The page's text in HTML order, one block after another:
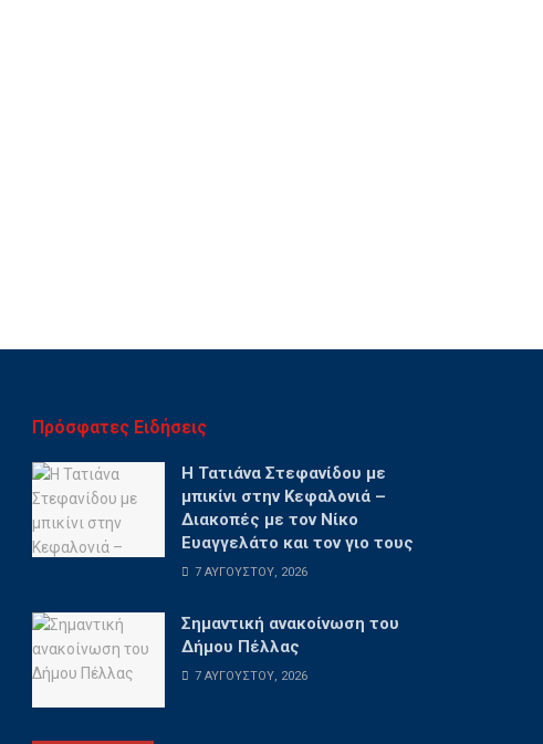
Πρόσφατες Ειδήσεις
Η Τατιάνα Στεφανίδου με
μπικίνι στην Κεφαλονιά –
Διακοπές με τον Νίκο
Ευαγγελάτο και τον γιο τους
7 ΑΥΓΟΎΣΤΟΥ, 2026
Σημαντική ανακοίνωση του
Δήμου Πέλλας
7 ΑΥΓΟΎΣΤΟΥ, 2026